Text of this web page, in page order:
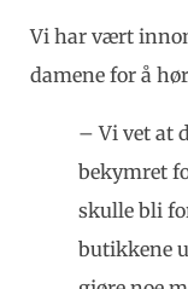
Vi har vært
damene for å
– Vi vet at
bekymret
skulle bli
butikkene